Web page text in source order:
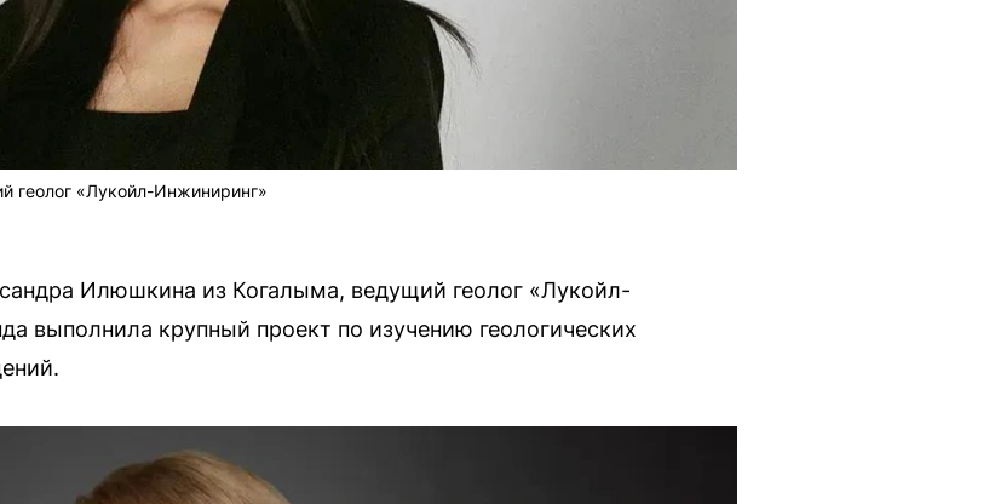
геолог «Лукойл-Инжиниринг»
Илюшкина из Когалыма, ведущий геолог «Лукойл-
выполнила крупный проект по изучению геологических